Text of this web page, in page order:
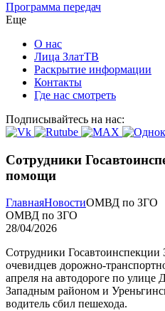
Программа передач
Еще
О нас
Лица ЗлатТВ
Раскрытие информации
Контакты
Где нас смотреть
Подписывайтесь на нас:
Сотрудники
помощи
ГлавнаяНовостиОМВД по ЗГО
ОМВД по ЗГО
28/04/2026
Сотрудники Госавтоинспекции
очевидцев дорожно-
апреля на автодороге по
Западным районом и
водитель сбил пешехода.